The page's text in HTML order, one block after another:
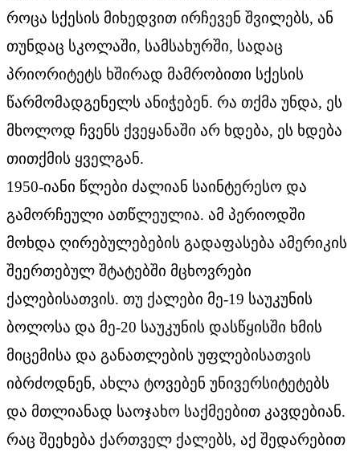
როცა სქესის მიხედვით ირჩევენ შვილებს, ან
თუნდაც სკოლაში, სამსახურში, სადაც
პრიორიტეტს ხშირად მამრობითი სქესის
წარმომადგენელს ანიჭებენ. რა თქმა უნდა, ეს
მხოლოდ ჩვენს ქვეყანაში არ ხდება, ეს ხდება
თითქმის ყველგან.
1950-იანი წლები ძალიან საინტერესო და
გამორჩეული ათწლეულია. ამ პერიოდში
მოხდა ღირებულებების გადაფასება ამერიკის
შეერთებულ შტატებში მცხოვრები
ქალებისათვის. თუ ქალები მე-19 საუკუნის
ბოლოსა და მე-20 საუკუნის დასწყისში ხმის
მიცემისა და განათლების უფლებისათვის
იბრძოდნენ, ახლა ტოვებენ უნივერსიტეტებს
და მთლიანად საოჯახო საქმეებით კავდებიან.
რაც შეეხება ქართველ ქალებს, აქ შედარებით